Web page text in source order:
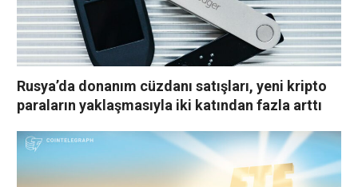
Rusya’da donanım cüzdanı satışları, yeni kripto
paraların yaklaşmasıyla iki katından fazla arttı